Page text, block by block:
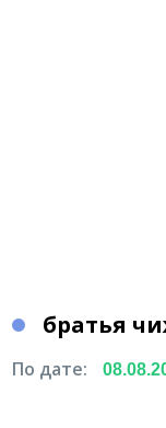
братья
По дате: